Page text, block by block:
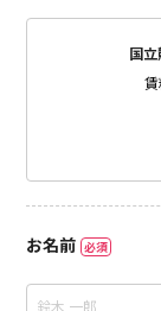
国
お名前 必須